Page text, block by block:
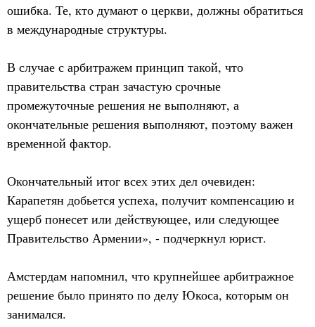
ошибка. Те, кто думают о церкви, должны обратиться
в международные структуры.
В случае с арбитражем принцип такой, что
правительства стран зачастую срочные
промежуточные решения не выполняют, а
окончательные решения выполняют, поэтому важен
временной фактор.
Окончательный итог всех этих дел очевиден:
Карапетян добьется успеха, получит компенсацию и
ущерб понесет или действующее, или следующее
Правительство Армении», - подчеркнул юрист.
Амстердам напомнил, что крупнейшее арбитражное
решение было принято по делу Юкоса, которым он
занимался.